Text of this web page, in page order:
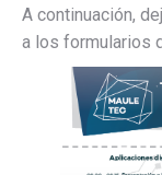
A continuación,
a los formularios